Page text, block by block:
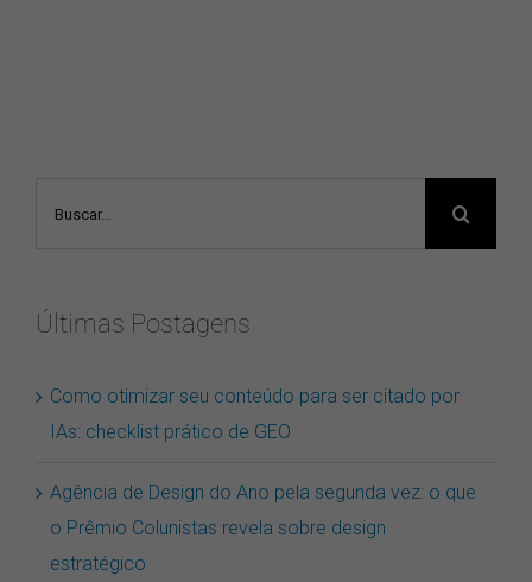
resultados
Últimas Postagens
Como otimizar seu conteúdo para ser citado por
IAs: checklist prático de GEO
Agência de Design do Ano pela segunda vez: o que
o Prêmio Colunistas revela sobre design
estratégico